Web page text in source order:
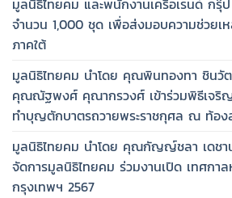
มูลนิธิไทยคม และพนักงานเครือเรนด์ กรุ๊
จำนวน 1,000 ชุด เพื่อส่งมอบความช่วยเ
ภาคใต้
มูลนิธิไทยคม นำโดย คุณพินทองทา ชินวั
คุณณัฐพงศ์ คุณากรวงศ์ เข้าร่วมพิธีเจริ
ทำบุญตักบาตรถวายพระราชกุศล ณ ท้อง
มูลนิธิไทยคม นำโดย คุณกัญญ์ชลา เดชา
จัดการมูลนิธิไทยคม ร่วมงานเปิด เทศกา
กรุงเทพฯ 2567